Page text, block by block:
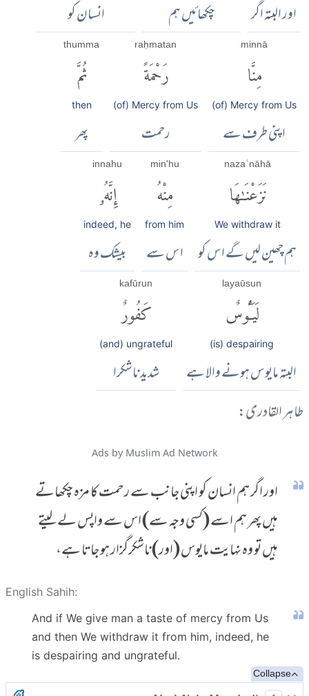
اور البتہ اگر چکھائیں ہم انسان کو
minnā
مِنَّا
(of) Mercy from Us
اپنی طرف سے
raḥmatan
رَحْمَةً
(of) Mercy from Us
رحمت
thumma
ثُمَّ
then
پھر
nazaʿnāhā
نَزَعْنَٰهَا
We withdraw it
ہم چھین لیں گے اس کو
min'hu
مِنْهُ
from him
اس سے
innahu
إِنَّهُۥ
indeed, he
بیشک وہ
layaūsun
لَيَـُٔوسٌ
(is) despairing
البتہ مایوس ہونے والا ہے
kafūrun
كَفُورٌ
(and) ungrateful
شدید ناشکرا
طاہر القادری:
Ads by Muslim Ad Network
اور اگر ہم انسان کو اپنی جانب سے رحمت کا مزہ چکھاتے
ہیں پھر ہم اسے (کسی وجہ سے) اس سے واپس لے لیتے
ہیں تو وہ نہایت مایوس (اور) ناشکرگزار ہو جاتا ہے،
English Sahih:
And if We give man a taste of mercy from Us
and then We withdraw it from him, indeed, he
is despairing and ungrateful.
Collapse